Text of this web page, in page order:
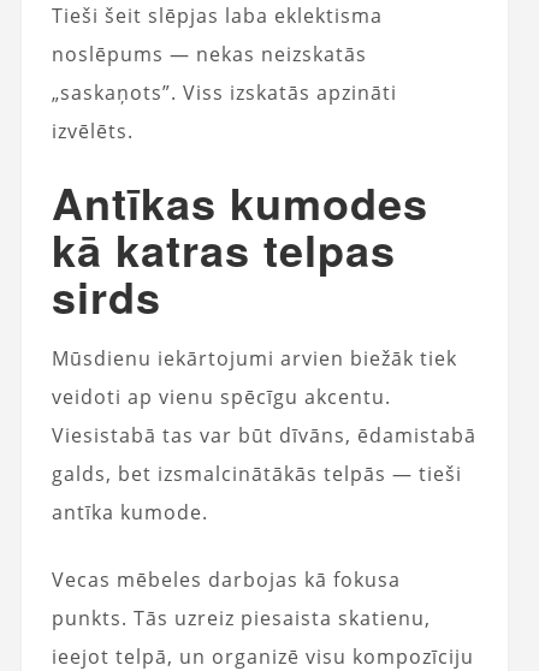
Tieši šeit slēpjas laba eklektisma
noslēpums — nekas neizskatās
„saskaņots”. Viss izskatās apzināti
izvēlēts.
Antīkas kumodes
kā katras telpas
sirds
Mūsdienu iekārtojumi arvien biežāk tiek
veidoti ap vienu spēcīgu akcentu.
Viesistabā tas var būt dīvāns, ēdamistabā
galds, bet izsmalcinātākās telpās — tieši
antīka kumode.
Vecas mēbeles darbojas kā fokusa
punkts. Tās uzreiz piesaista skatienu,
ieejot telpā, un organizē visu kompozīciju